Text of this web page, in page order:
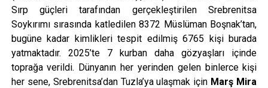
Sırp güçleri tarafından gerçekleştirilen Srebrenitsa
Soykırımı sırasında katledilen 8372 Müslüman Boşnak’tan,
bugüne kadar kimlikleri tespit edilmiş 6765 kişi burada
yatmaktadır. 2025’te 7 kurban daha gözyaşları içinde
toprağa verildi. Dünyanın her yerinden gelen binlerce kişi
her sene, Srebrenitsa’dan Tuzla’ya ulaşmak için Marş Mira